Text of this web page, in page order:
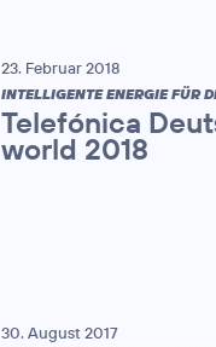
23. Februar 2018
INTELLIGENTE ENERGIE FÜR
Telefónica
world 2018
30. August 2017